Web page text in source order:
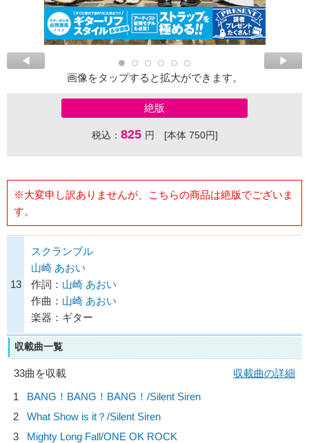
画像をタップすると拡大ができます。
絶版
税込： 825 円 [本体 750円]
※大変申し訳ありませんが、こちらの商品は絶版でございま
す。
13
スクランブル
山崎 あおい
作詞： 山崎 あおい
作曲： 山崎 あおい
楽器：ギター
収載曲一覧
33曲を収載
収載曲の詳細
1
BANG！BANG！BANG！/Silent Siren
2
What Show is it？/Silent Siren
3
Mighty Long Fall/ONE OK ROCK